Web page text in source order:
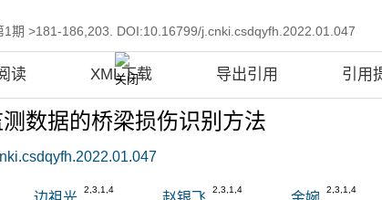
1期 >181-186,203. DOI:10.16799/j.cnki.csdqyfh.2022.01.047
读 XML下载 导出引用 引用
数据的桥梁损伤识别方法
2,3,1,4 2,3,1,4 2,3,1,4
关闭